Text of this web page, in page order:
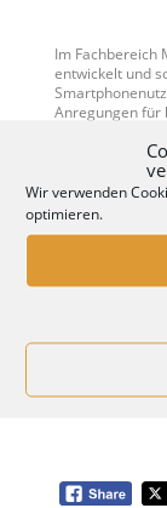
Wir verwenden
optimieren.
Im Fachbereich
entwickelt und
Anregungen für
Dr. Isabel
Interview
beantworten
kostenlos